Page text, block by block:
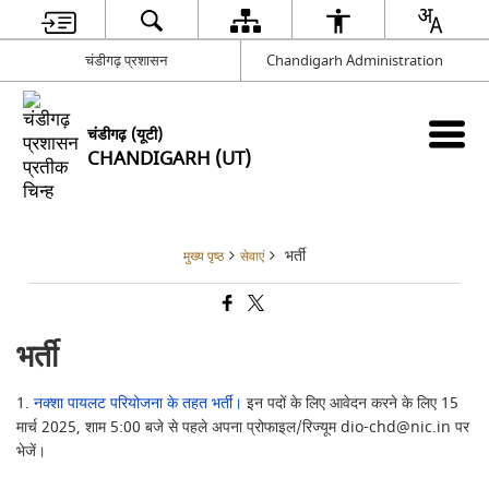
चंडीगढ़ प्रशासन Chandigarh Administration
चंडीगढ़ (यूटी)
CHANDIGARH (UT)
मुख्य पृष्ठ सेवाएं भर्ती
भर्ती
1.नक्शा पायलट परियोजना के तहत भर्ती। इन पदों के लिए आवेदन करने के लिए 15
मार्च 2025, शाम 5:00 बजे से पहले अपना प्रोफाइल/रिज्यूम dio-chd@nic.in पर
भेजें।